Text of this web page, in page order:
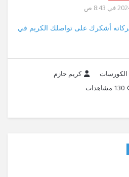
أشكرك على تواصلك الكريم في
الكورسات
كريم حازم
130 مشاهدات